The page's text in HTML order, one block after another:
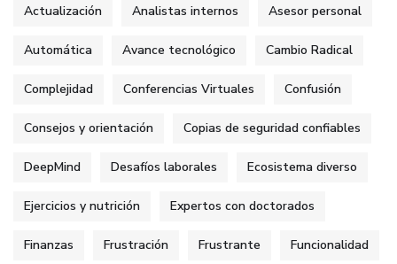
Actualización Analistas internos Asesor personal
Automática Avance tecnológico Cambio Radical
Complejidad Conferencias Virtuales Confusión
Consejos y orientación Copias de seguridad confiables
DeepMind Desafíos laborales Ecosistema diverso
Ejercicios y nutrición Expertos con doctorados
Finanzas Frustración Frustrante Funcionalidad